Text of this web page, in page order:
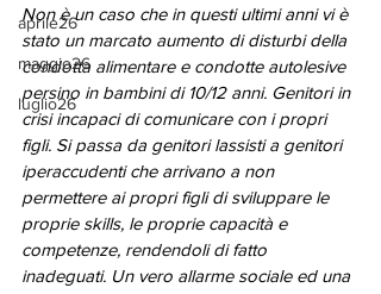
aprile26
maggio26
luglio26
Non è un caso che in questi ultimi anni vi è
stato un marcato aumento di disturbi della
condotta alimentare e condotte autolesive
persino in bambini di 10/12 anni. Genitori in
crisi incapaci di comunicare con i propri
figli. Si passa da genitori lassisti a genitori
iperaccudenti che arrivano a non
permettere ai propri figli di sviluppare le
proprie skills, le proprie capacità e
competenze, rendendoli di fatto
inadeguati. Un vero allarme sociale ed una